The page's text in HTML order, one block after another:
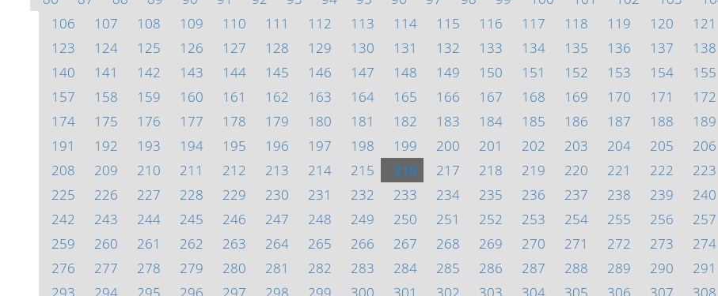
106
107 108 109 110 111 112 113 114 115 116 117 118 119 120 121
123
124 125 126 127 128 129 130 131 132 133 134 135 136 137 138
140
141 142 143 144 145 146 147 148 149 150 151 152 153 154 155
157
158 159 160 161 162 163 164 165 166 167 168 169 170 171 172
174
175 176 177 178 179 180 181 182 183 184 185 186 187 188 189
191
192 193 194 195 196 197 198 199 200 201 202 203 204 205 206
208
209 210 211 212 213 214 215 216 217 218 219 220 221 222 223
225
226 227 228 229 230 231 232 233 234 235 236 237 238 239 240
242
243 244 245 246 247 248 249 250 251 252 253 254 255 256 257
259
260 261 262 263 264 265 266 267 268 269 270 271 272 273 274
276
277 278 279 280 281 282 283 284 285 286 287 288 289 290 291